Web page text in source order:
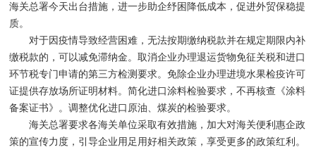
海关总署今天出台措施，进一步助企纾困降低成本，促进外贸保稳提
质。
对于因疫情导致经营困难，无法按期缴纳税款并在规定期限内补
缴税款的，可以减免滞纳金。取消企业办理退运货物免征关税和进口
环节税专门申请的第三方检测要求。免除企业办理进境水果检疫许可
证提供存放场所证明材料。简化进口涂料检验要求，不再核查《涂料
备案证书》。调整优化进口原油、煤炭的检验要求。
海关总署要求各海关单位采取有效措施，加大对海关便利惠企政
策的宣传力度，引导企业用足用好相关政策，享受更多的政策红利。